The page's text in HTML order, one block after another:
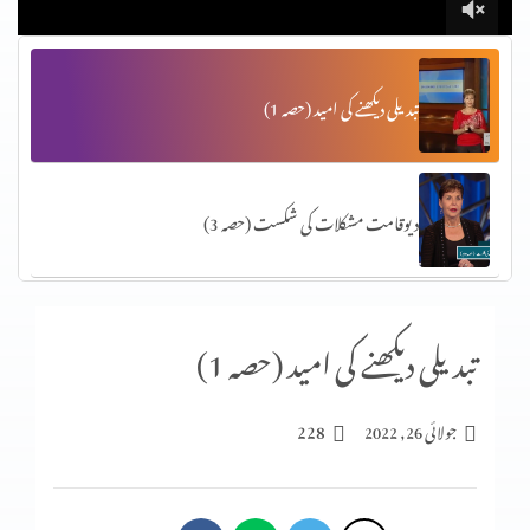
تبدیلی دیکھنے کی امید (حصہ 1)
دیوقامت مشکلات کی شکست (حصہ 3)
آپ کا ذہن کس طرح آپ کے جسم کو متاثر کرتا ہے (پارٹ 2)
حدیں مقرَّرکرنا (3-2)
تبدیلی دیکھنے کی امید (حصہ 1)
جولائی 26, 2022 228